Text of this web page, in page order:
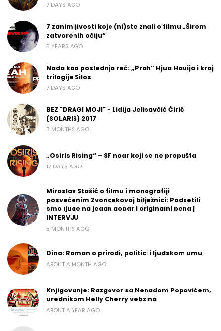
7 DAYS AGO
7 zanimljivosti koje (ni)ste znali o filmu „Širom
zatvorenih očiju“
5 YEARS AGO
Nada kao poslednja reč: „Prah“ Hjua Hauija i kraj
trilogije Silos
7 DAYS AGO
BEZ "DRAGI MOJI" - Lidija Jelisavčić Ćirić
(SOLARIS) 2017
3 MONTHS AGO
„Osiris Rising“ – SF noar koji se ne propušta
17 DAYS AGO
Miroslav Stašić o filmu i monografiji
posvećenim Zvoncekovoj bilježnici: Podsetili
smo ljude na jedan dobar i originalni bend |
INTERVJU
5 MONTHS AGO
Dina: Roman o prirodi, politici i ljudskom umu
ABOUT A MONTH AGO
Knjigovanje: Razgovor sa Nenadom Popovićem,
urednikom Helly Cherry vebzina
ABOUT A YEAR AGO